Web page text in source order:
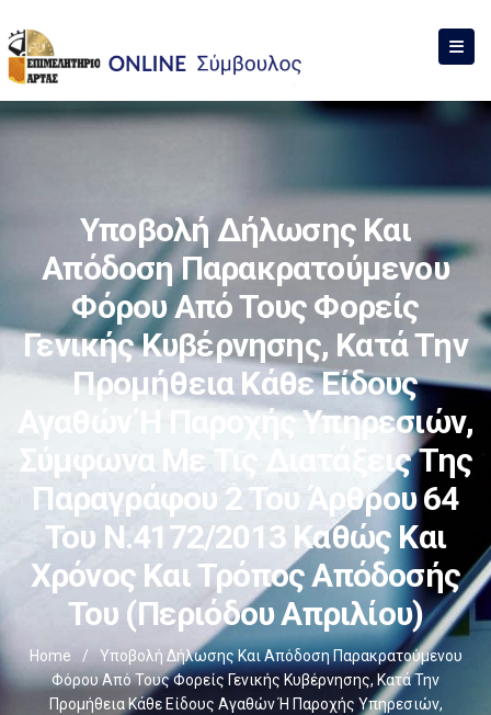
Υποβολή Δήλωσης Και
Απόδοση Παρακρατούμενου
Φόρου Από Τους Φορείς
Γενικής Κυβέρνησης, Κατά Την
Προμήθεια Κάθε Είδους
Αγαθών Ή Παροχής Υπηρεσιών,
Σύμφωνα Με Τις Διατάξεις Της
Παραγράφου 2 Του Άρθρου 64
Του Ν.4172/2013 Καθώς Και
Χρόνος Και Τρόπος Απόδοσής
Του (Περιόδου Απριλίου)
Home /
Υποβολή Δήλωσης Και Απόδοση Παρακρατούμενου
Φόρου Από Τους Φορείς Γενικής Κυβέρνησης, Κατά Την
Προμήθεια Κάθε Είδους Αγαθών Ή Παροχής Υπηρεσιών,